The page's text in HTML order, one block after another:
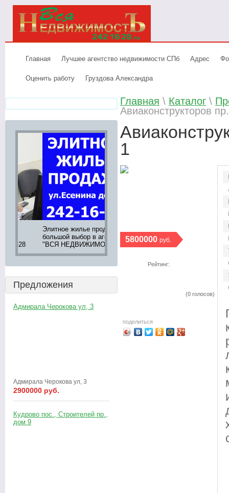
Главная Лучшее агентство недвижимости СПб Адрес
Оценить работу Груздова Александра
Элитное жилье продажа,
большой выбор в агентстве
"ВСЯ НЕДВИЖИМОСТЬ"
апартаментов 8 (905) 276-
Лучшее
Предложения
Адмирала Черокова ул, 3
Адмирала Черокова ул, 3
2900000 руб.
Кудрово пос., Строителей пр.,
дом 9
Главная \ Каталог \
Авиаконструкторов
1
5800000 руб.
                  Рейтинг:
(0 голосов)
поделиться